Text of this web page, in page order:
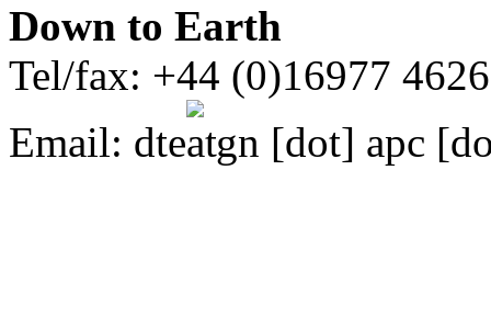
Down to Earth
Tel/fax: +44 (0)16977
Email: dte gn [dot] apc